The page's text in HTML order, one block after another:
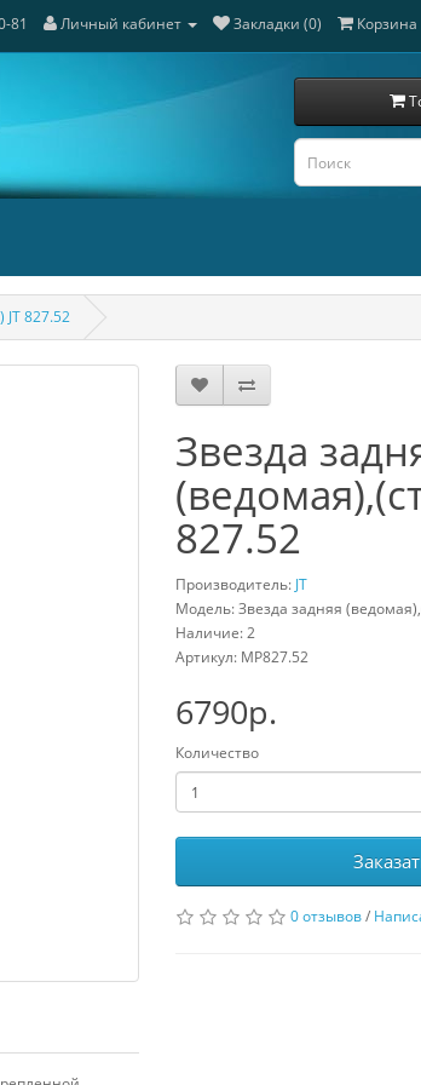
81 Личный кабинет Закладки (0) Корзина
JT 827.52
Звезда
827.52
Производитель: JT
Модель: Звезда задняя
Наличие: 2
Артикул: MP827.52
6790р.
Количество
0 отзывов/